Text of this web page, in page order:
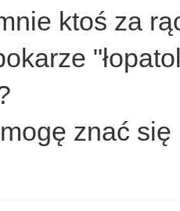
ktoś za
znać